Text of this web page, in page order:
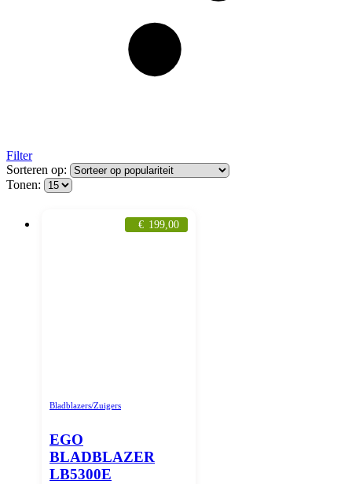
Filter
Sorteren op:
Tonen:
€ 199,00
Bladblazers/Zuigers
EGO
BLADBLAZER
LB5300E